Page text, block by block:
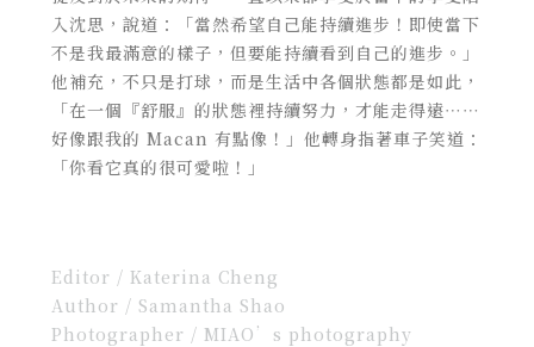
入沈思，說道：「當然希望自己能持續進步！即使當下
不是我最滿意的樣子，但要能持續看到自己的進步。」
他補充，不只是打球，而是生活中各個狀態都是如此，
「在一個『舒服』的狀態裡持續努力，才能走得遠⋯⋯
好像跟我的 Macan 有點像！」他轉身指著車子笑道：
「你看它真的很可愛啦！」
Editor / Katerina Cheng
Author / Samantha Shao
Photographer / MIAO’s photography